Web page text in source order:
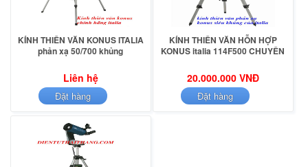
KÍNH THIÊN VĂN KONUS ITALIA
phản xạ 50/700 khủng
Liên hệ
Đặt hàng
KÍNH THIÊN VĂN HỖN HỢP
KONUS italia 114F500 CHUYÊN
20.000.000 VNĐ
Đặt hàng